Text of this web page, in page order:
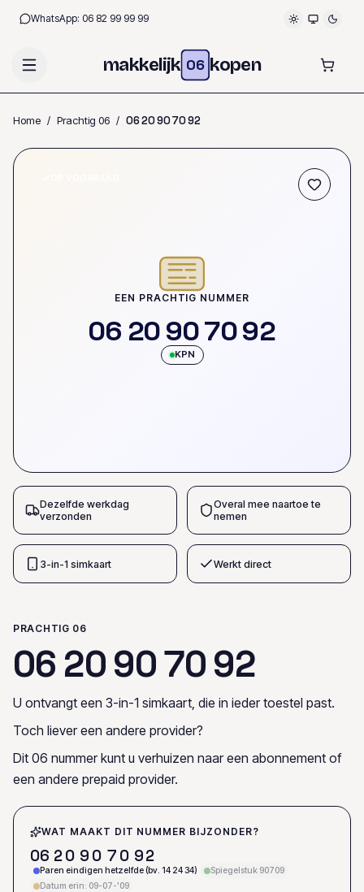
WhatsApp: 06 82 99 99 99
makkelijk 06 kopen
Home / Prachtig 06 / 0620907092
EEN PRACHTIG NUMMER
06 20907092
KPN
Dezelfde werkdag
verzonden
Overal mee naartoe te
nemen
3-in-1 simkaart Werkt direct
PRACHTIG 06
06 20907092
U ontvangt een 3-in-1 simkaart, die in ieder toestel past.
Toch liever een andere provider?
Dit 06 nummer kunt u verhuizen naar een abonnement of
een andere prepaid provider.
WAT MAAKT DIT NUMMER BIJZONDER?
06 20 9 0 7 0 92
Paren eindigen hetzelfde (bv. 14 24 34)
Spiegelstuk 90709
Datum erin: 09-07-'09